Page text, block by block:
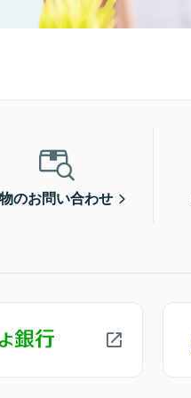
のお問い合わせ